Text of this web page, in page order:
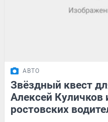
АВТО
Звёздный квест
Алексей Куличков
ростовских